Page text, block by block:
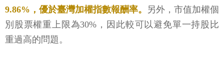
9.86%，優於臺灣加權指數報酬率。 另外，市值加權個
別股票權重上限為30%，因此較可以避免單一持股比
重過高的問題。